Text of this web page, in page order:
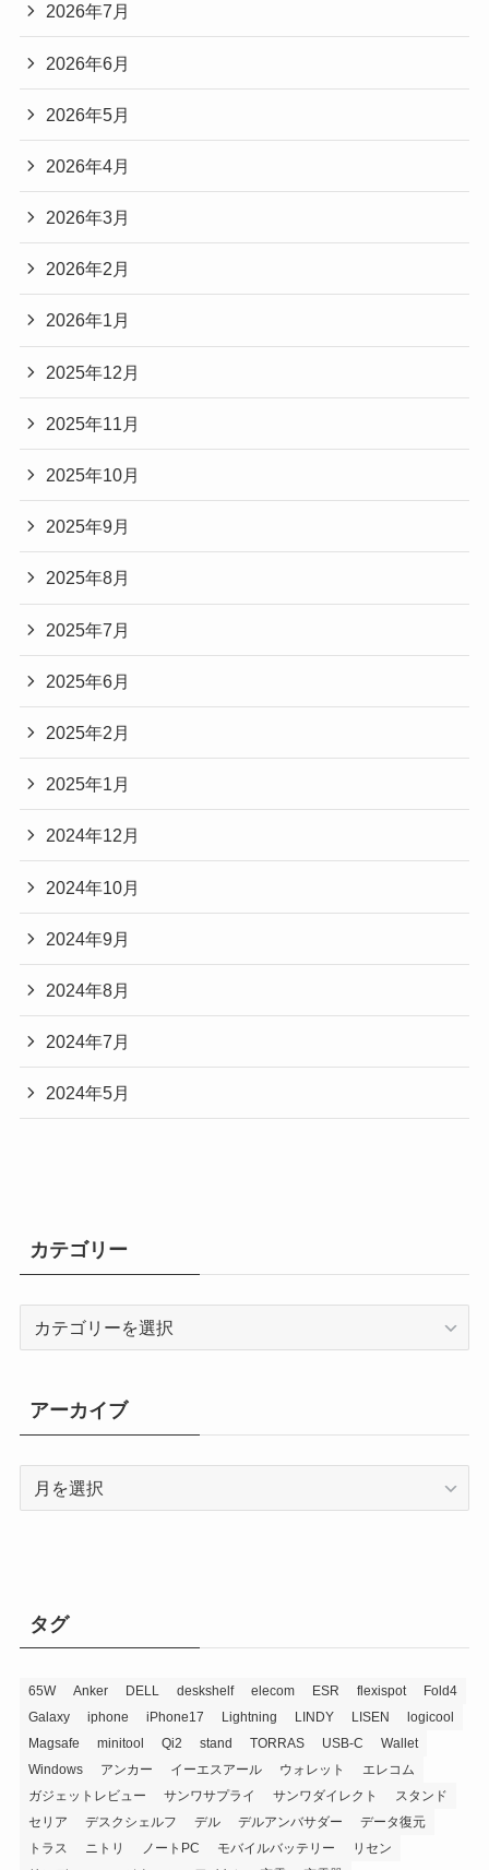
2026年7月
2026年6月
2026年5月
2026年4月
2026年3月
2026年2月
2026年1月
2025年12月
2025年11月
2025年10月
2025年9月
2025年8月
2025年7月
2025年6月
2025年2月
2025年1月
2024年12月
2024年10月
2024年9月
2024年8月
2024年7月
2024年5月
カテゴリー
リ
ー
アーカイブ
タグ
65W Anker DELL deskshelf elecom ESR flexispot
Fold4
Galaxy
iphone iPhone17 Lightning LINDY LISEN
logicool
Magsafe
minitool Qi2 stand TORRAS USB-C
Wallet
Windows
アンカー イーエスアール ウォレット
エレコム
ガジェットレビュー
サンワサプライ サンワダイレクト
スタンド
セリア
デスクシェルフ デル デルアンバサダー
データ復元
トラス
ニトリ ノートPC モバイルバッテリー
リセン